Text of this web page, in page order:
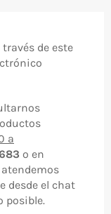
de este
a
o en
atendemos
desde el chat
posible.